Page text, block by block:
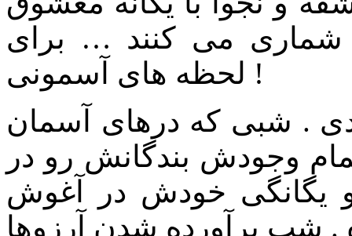
می کنند … برای
لحظه های آسمونی !
. شبی که درهای آسمان
وجودش بندگانش رو در
خودش در آغوش